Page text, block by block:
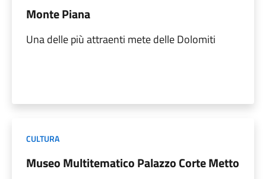
Monte Piana
Una delle più attraenti mete delle Dolomiti
CULTURA
Museo Multitematico Palazzo Corte Metto